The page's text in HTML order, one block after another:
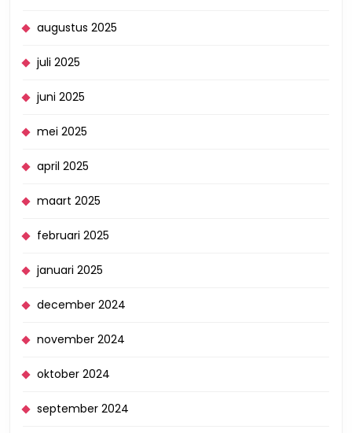
augustus 2025
juli 2025
juni 2025
mei 2025
april 2025
maart 2025
februari 2025
januari 2025
december 2024
november 2024
oktober 2024
september 2024